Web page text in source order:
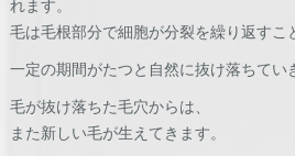
れます。
毛は毛根部分で細胞が分裂を繰り返すこ
一定の期間がたつと自然に抜け落ちてい
毛が抜け落ちた毛穴からは、
また新しい毛が生えてきます。